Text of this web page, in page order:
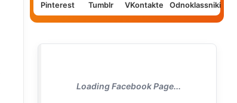
Pinterest Tumblr VKontakte Odnoklassniki
Loading Facebook Page...